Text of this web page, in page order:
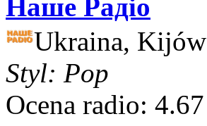
Наше Радіо
Ukraina, Kijów
Styl: Pop
Ocena radio: 4.67